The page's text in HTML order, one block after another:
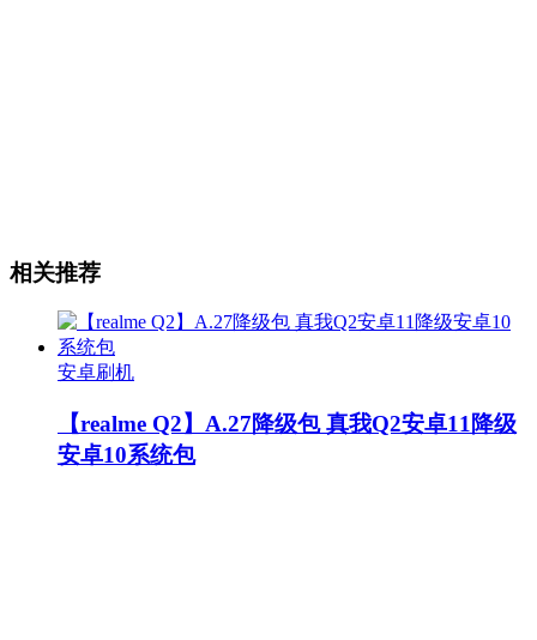
相关推荐
安卓刷机
【realme Q2】A.27降级包 真我Q2安卓11降级
安卓10系统包